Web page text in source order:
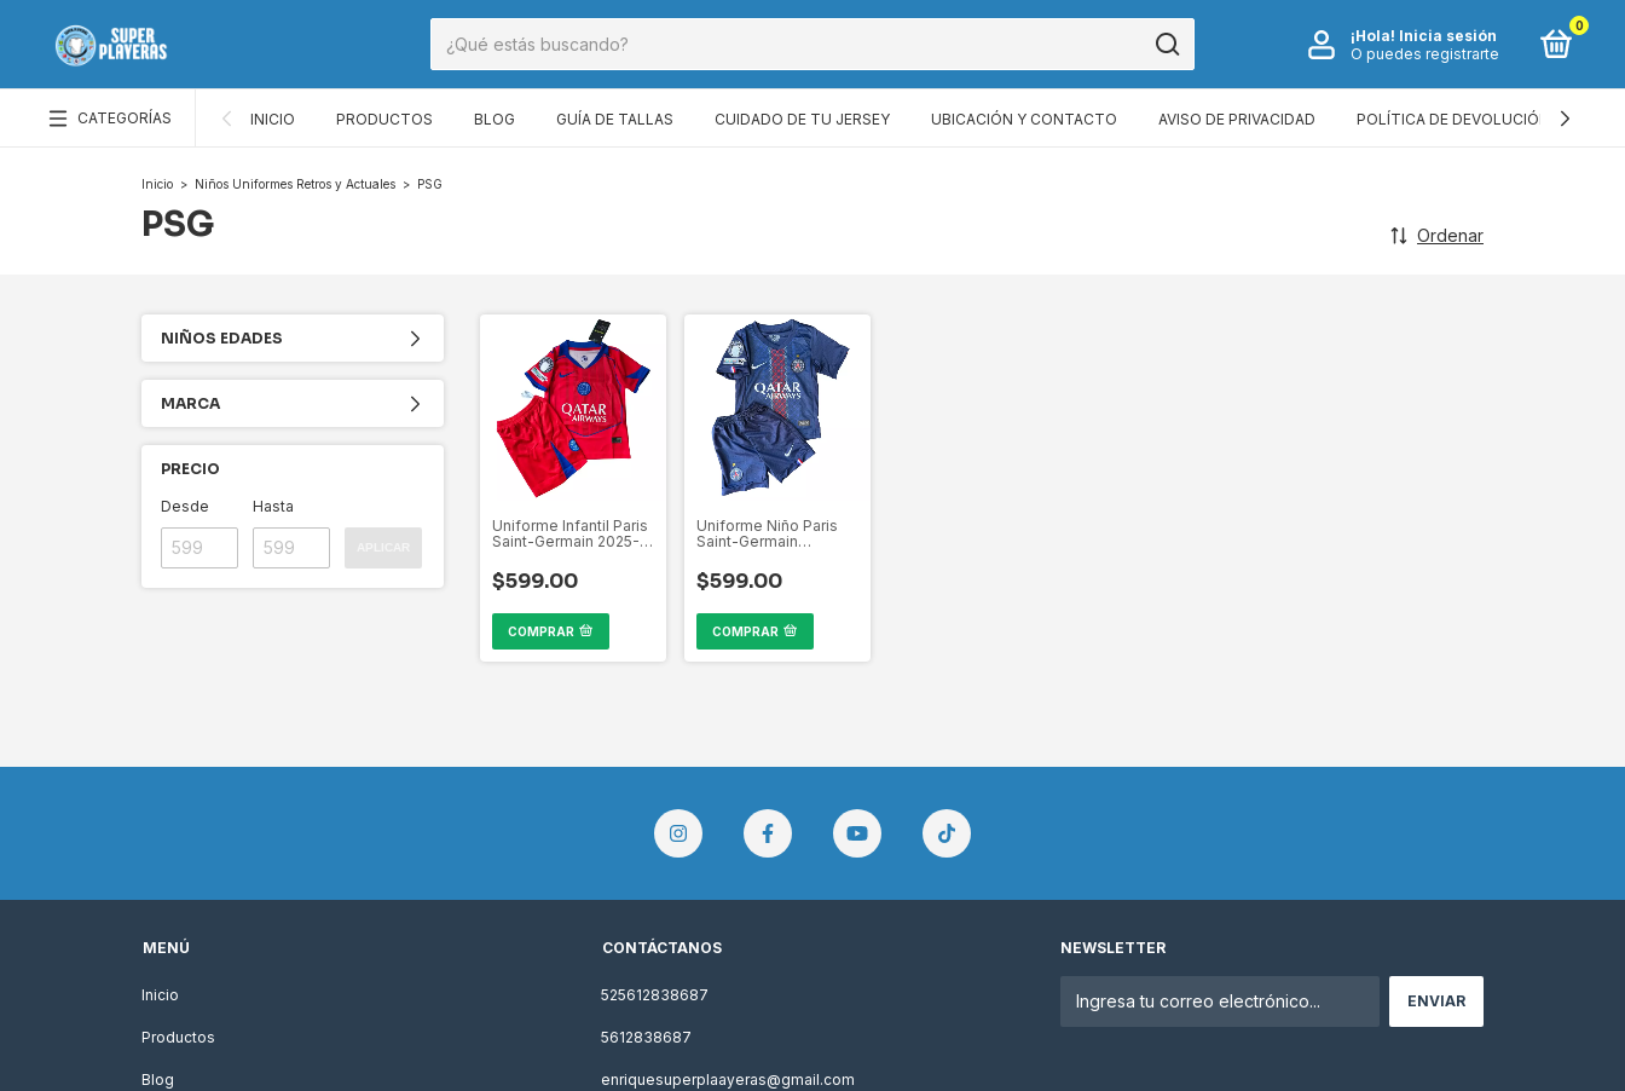
¡Hola! Inicia sesión
O puedes registrarte
0
CATEGORÍAS INICIO PRODUCTOS BLOG GUÍA DE TALLAS CUIDADO DE TU JERSEY UBICACIÓN Y CONTACTO AVISO DE PRIVACIDAD POLÍTICA DE DEVOLUCIÓN
Inicio > Niños Uniformes Retros y Actuales > PSG
PSG Ordenar
NIÑOS EDADES
MARCA
PRECIO
Desde Hasta
Uniforme Infantil Paris
Saint-Germain 2025-
$599.00
COMPRAR
Uniforme Niño Paris
Saint-Germain
2025-2026
$599.00
COMPRAR
MENÚ
Inicio
Productos
Blog
CONTÁCTANOS
525612838687
5612838687
enriquesuperplaayeras@gmail.com
NEWSLETTER